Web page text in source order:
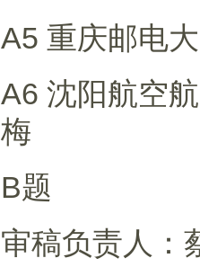
A5 重庆邮电
A6 沈阳航空
梅
B题
审稿负责人：